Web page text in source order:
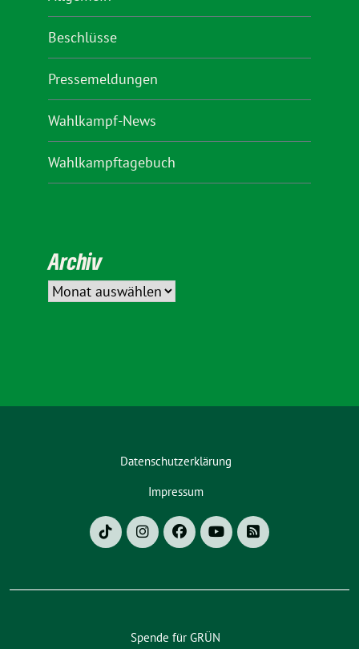
Beschlüsse
Pressemeldungen
Wahlkampf-News
Wahlkampftagebuch
Archiv
Datenschutzerklärung
Impressum
Spende für GRÜN